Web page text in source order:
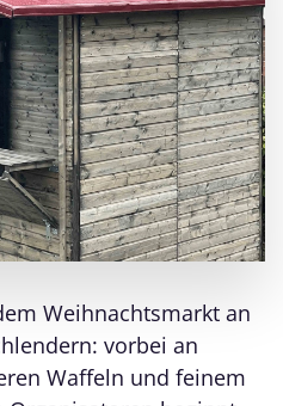
Weihnachtsmarkt an
vorbei an
Waffeln und feinem